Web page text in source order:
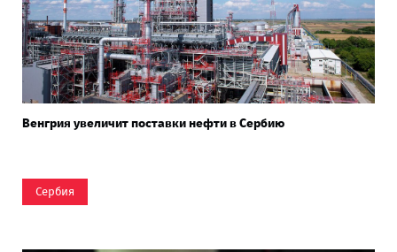
Венгрия увеличит поставки нефти в Сербию
Сербия